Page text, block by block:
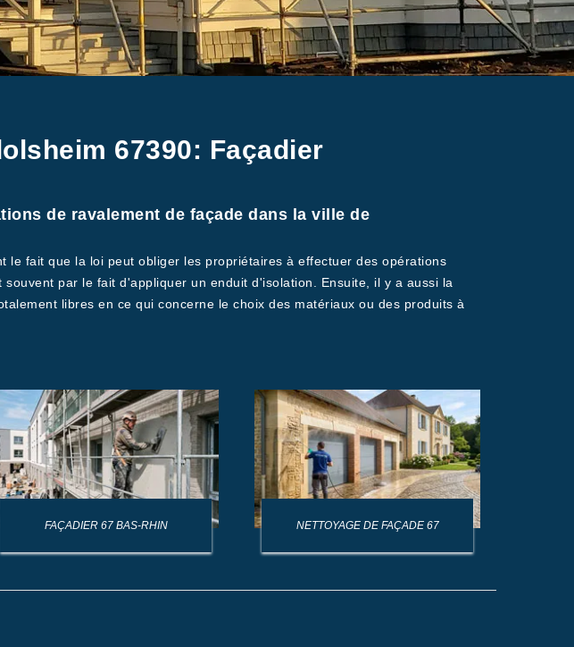
67390: Façadier
de ravalement de façade dans la ville de
le fait que la loi peut obliger les propriétaires à effectuer des opérations
par le fait d'appliquer un enduit d'isolation. Ensuite, il y a aussi la
libres en ce qui concerne le choix des matériaux ou des produits à
FAÇADIER 67 BAS-RHIN NETTOYAGE DE FAÇADE 67